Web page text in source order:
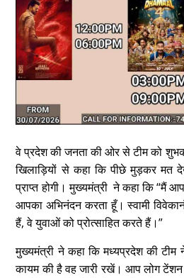
वे प्रदेश की जनता की ओर से टीम को
खिलाड़ियों से कहा कि पीछे मुड़कर
प्राप्त होगी। मुख्यमंत्री ने कहा कि “मैं
आपका अभिनंदन करता हूँ। स्वामी
हैं, वे युवाओं को प्रोत्साहित करते हैं।”
मुख्यमंत्री ने कहा कि मध्यप्रदेश की टीम
कायम की है वह जारी रखें। आप लोग